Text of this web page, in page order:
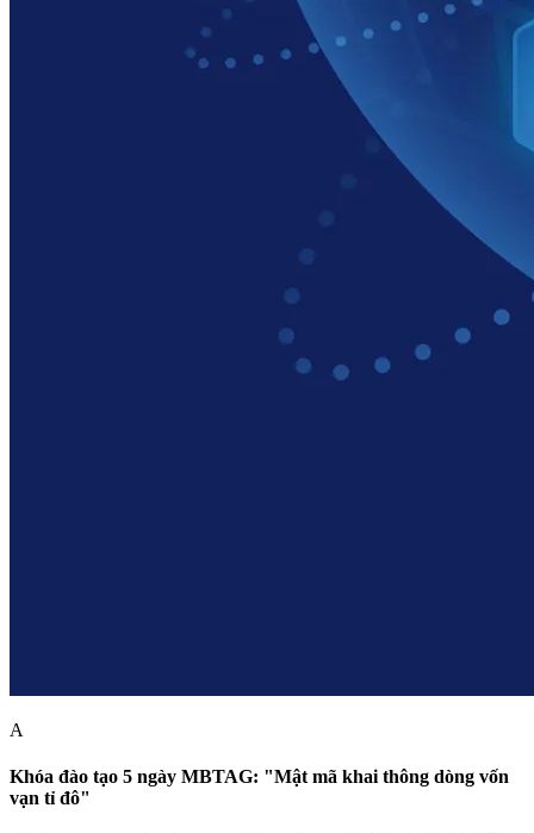
A
Khóa đào tạo 5 ngày MBTAG: "Mật mã khai thông dòng vốn
vạn tỉ đô"